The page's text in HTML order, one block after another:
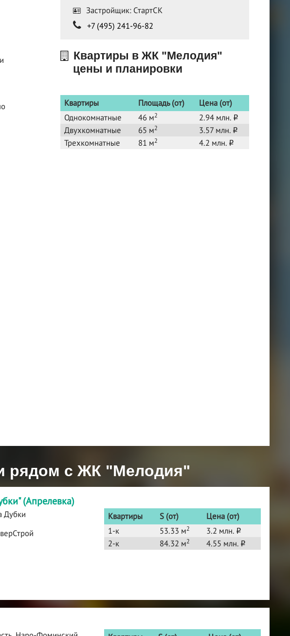
Застройщик: СтартСК
+7 (495) 241-96-82
Квартиры в ЖК "Мелодия"
цены и планировки
Квартиры Площадь (от)
Цена (от)
Однокомнатные
46 м2 2.94 млн. o
Двухкомнатные 65 м2 3.57 млн. o
Трехкомнатные 81 м2 4.2 млн. o
рядом с ЖК "Мелодия"
(Апрелевка)
Дубки
Квартиры S (от)
Цена (от)
1-к
53.33 м2 3.2 млн. o
2-к 84.32 м2 4.55 млн. o